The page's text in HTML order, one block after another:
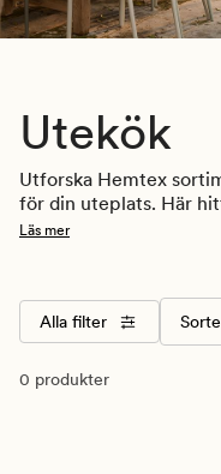
Utekök
Utforska Hemtex
för din uteplats. Här
som gör det enklare
praktisk och trivsam
utemöbler för
Läs mer
Alla filter
0 produkter